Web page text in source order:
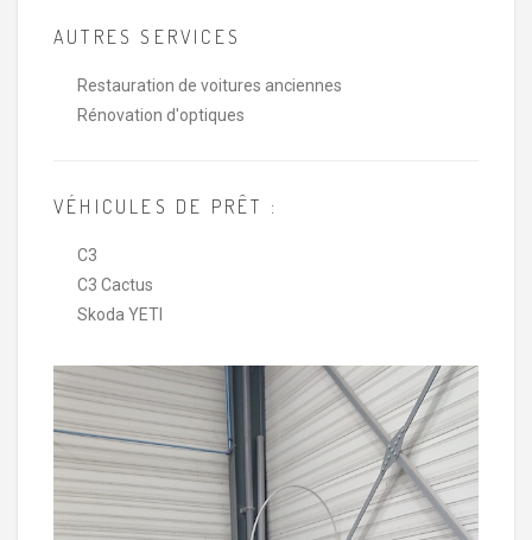
AUTRES SERVICES
Restauration de voitures anciennes
Rénovation d'optiques
VÉHICULES DE PRÊT :
C3
C3 Cactus
Skoda YETI